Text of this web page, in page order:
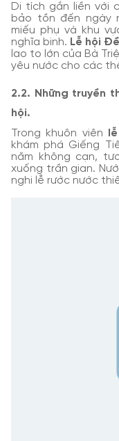
Di tích gắn liền với
bảo tồn đến ngày
miếu phụ và khu
nghĩa binh. Lễ hội
lao to lớn của Bà
yêu nước cho các
2.2. Những truyền
hội.
Trong khuôn viên
khám phá Giếng
năm không cạn,
xuống trần gian.
nghi lễ rước nước